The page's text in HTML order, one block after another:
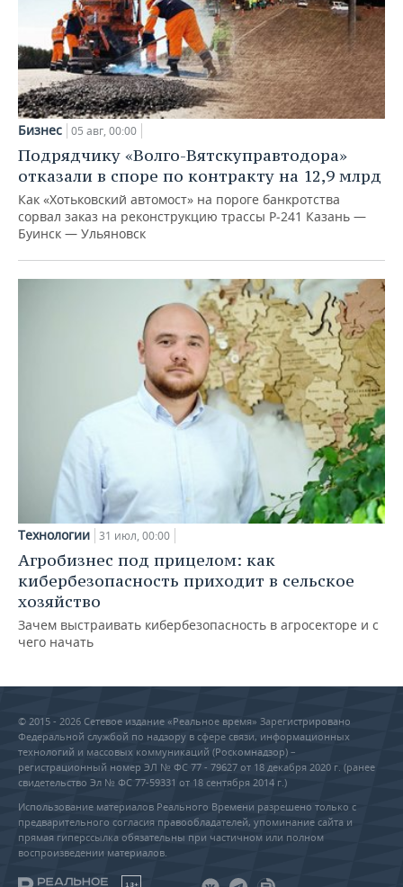
Бизнес 05 авг, 00:00
Подрядчику «Волго-Вятскуправтодора»
отказали в споре по контракту на 12,9 млрд
Как «Хотьковский автомост» на пороге банкротства
сорвал заказ на реконструкцию трассы Р‑241 Казань —
Буинск — Ульяновск
Технологии 31 июл, 00:00
Агробизнес под прицелом: как
кибербезопасность приходит в сельское
хозяйство
Зачем выстраивать кибербезопасность в агросекторе и с
чего начать
© 2015 - 2026 Сетевое издание «Реальное время» Зарегистрировано
Федеральной службой по надзору в сфере связи, информационных
технологий и массовых коммуникаций (Роскомнадзор) –
регистрационный номер ЭЛ № ФС 77 - 79627 от 18 декабря 2020 г. (ранее
свидетельство Эл № ФС 77-59331 от 18 сентября 2014 г.)
Использование материалов Реального Времени разрешено только с
предварительного согласия правообладателей, упоминание сайта и
прямая гиперссылка обязательны при частичном или полном
воспроизведении материалов.
18+